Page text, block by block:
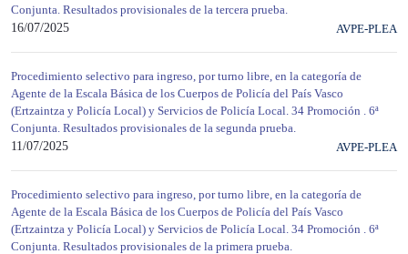
Conjunta. Resultados provisionales de la tercera prueba.
16/07/2025
AVPE-PLEA
Procedimiento selectivo para ingreso, por turno libre, en la categoría de
Agente de la Escala Básica de los Cuerpos de Policía del País Vasco
(Ertzaintza y Policía Local) y Servicios de Policía Local. 34 Promoción . 6ª
Conjunta. Resultados provisionales de la segunda prueba.
11/07/2025
AVPE-PLEA
Procedimiento selectivo para ingreso, por turno libre, en la categoría de
Agente de la Escala Básica de los Cuerpos de Policía del País Vasco
(Ertzaintza y Policía Local) y Servicios de Policía Local. 34 Promoción . 6ª
Conjunta. Resultados provisionales de la primera prueba.